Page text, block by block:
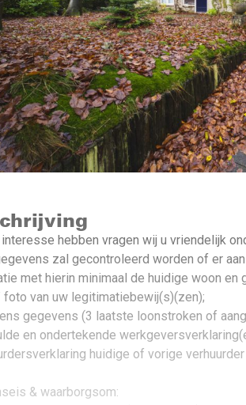
interesse hebben vragen wij u vriendelijk
zal gecontroleerd worden of er
met hierin minimaal de huidige woon en
foto van uw legitimatiebewij(s)(zen);
gegevens (3 laatste loonstroken of
en ondertekende
huidige of vorige
& waarborgsom: